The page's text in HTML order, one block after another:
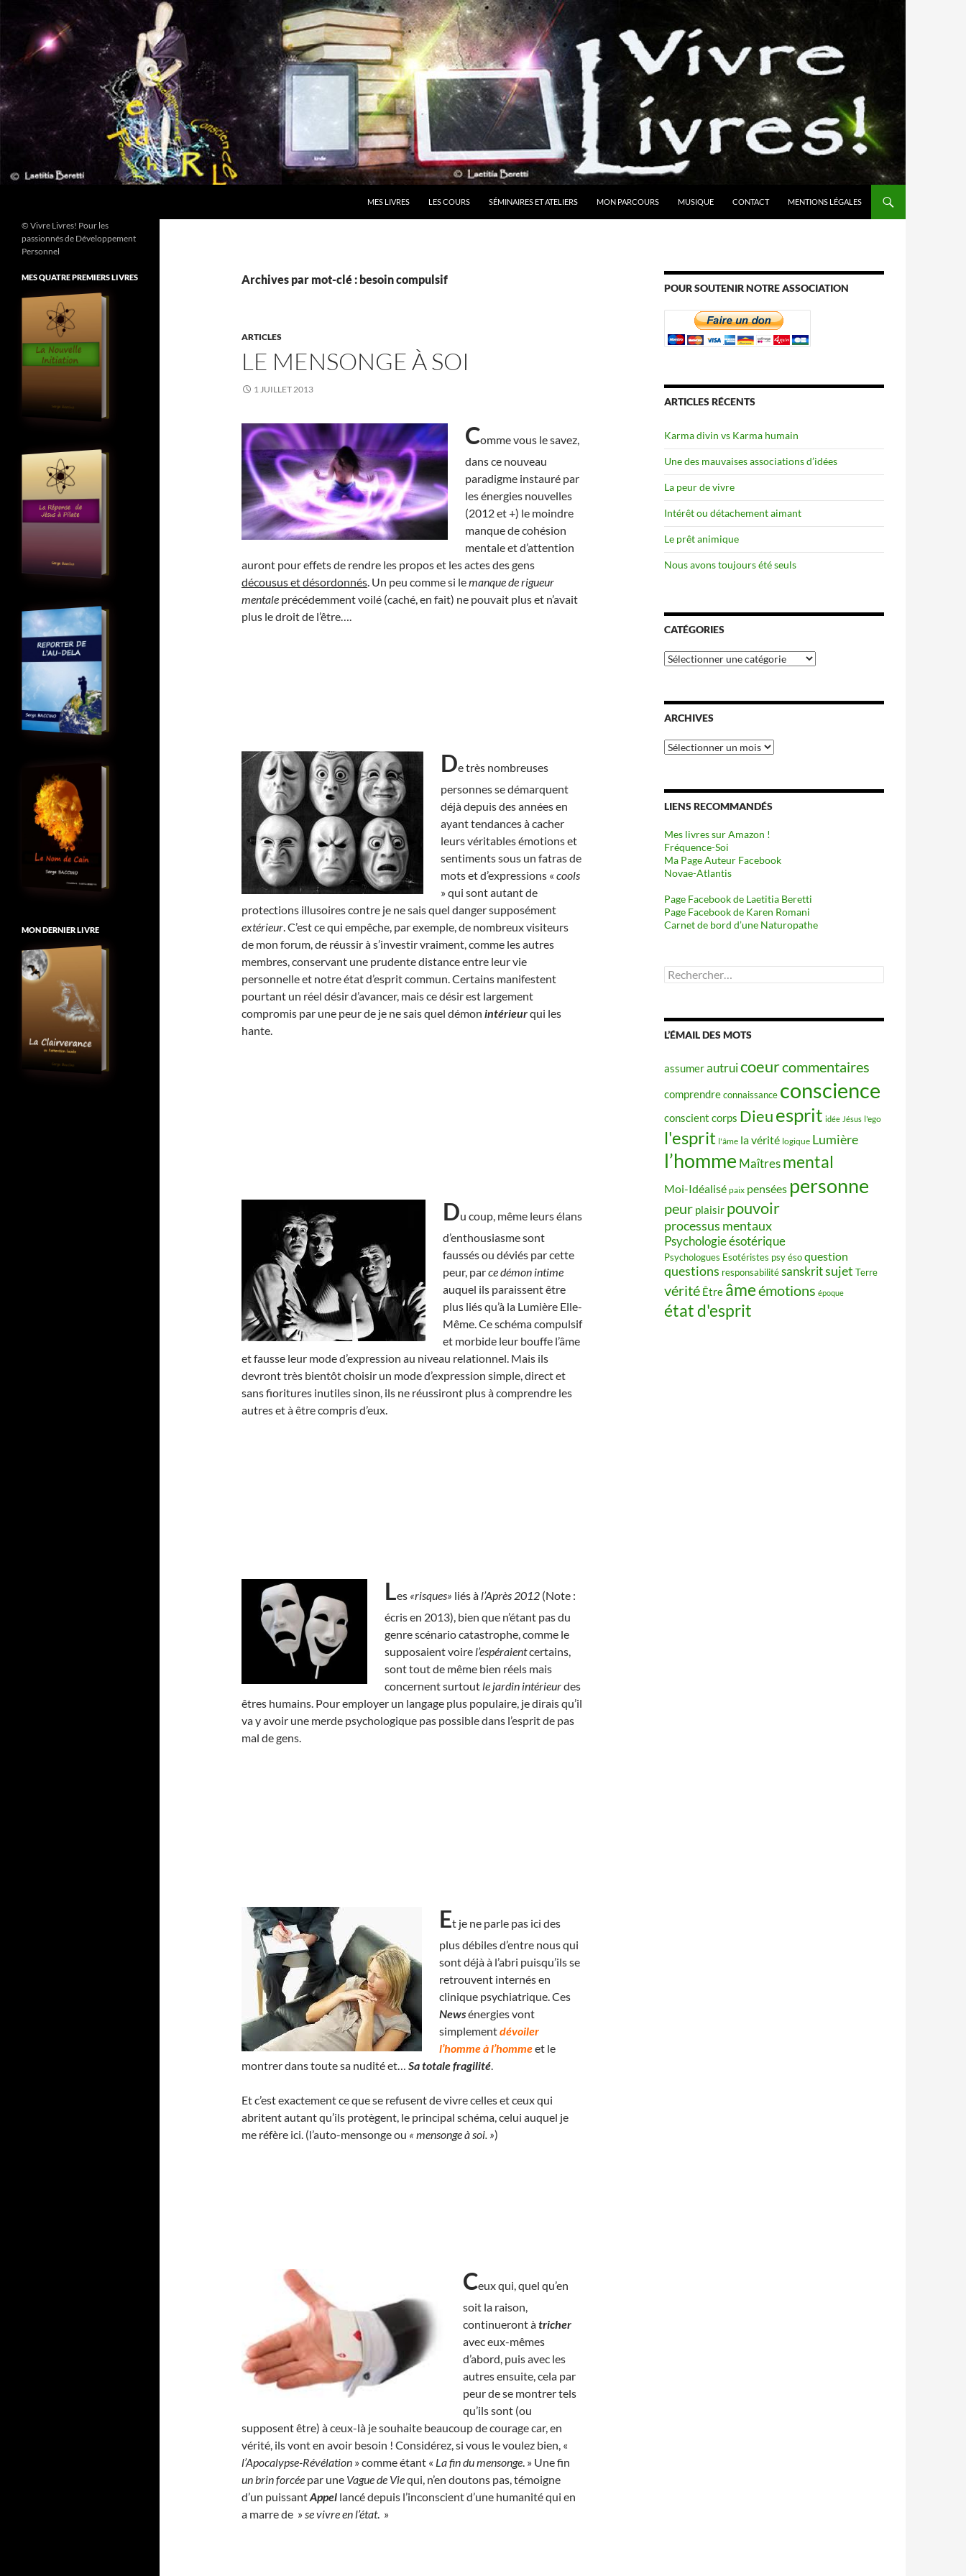
contenu
MES LIVRES LES COURS SÉMINAIRES ET ATELIERS MON PARCOURS MUSIQUE CONTACT MENTIONS LÉGALES
Archives par mot-clé : besoin compulsif
ARTICLES
LE MENSONGE À SOI
1 JUILLET 2013
Comme vous le savez,
dans ce nouveau
paradigme instauré par
les énergies nouvelles
(2012 et +) le moindre
manque de cohésion
mentale et d’attention
auront pour effets de rendre les propos et les actes des gens
décousus et désordonnés. Un peu comme si lemanque de rigueur
mentale précédemment voilé (caché, en fait) ne pouvait plus et n’avait
plus le droit de l’être….
De très nombreuses
personnes se démarquent
déjà depuis des années en
ayant tendances à cacher
leurs véritables émotions et
sentiments sous un fatras de
mots et d’expressions « cools
» qui sont autant de
protections illusoires contre je ne sais quel danger supposément
extérieur. C’est ce qui empêche, par exemple, de nombreux visiteurs
de mon forum, de réussir à s’investir vraiment, comme les autres
membres, conservant une prudente distance entre leur vie
personnelle et notre état d’esprit commun. Certains manifestent
pourtant un réel désir d’avancer, mais ce désir est largement
compromis par une peur de je ne sais quel démon intérieurqui les
hante.
Du coup, même leurs élans
d’enthousiasme sont
faussés ou déviés par cette
peur, parce démon intime
auquel ils paraissent être
plus liés qu’à la Lumière Elle-
Même. Ce schéma compulsif
et morbide leur bouffe l’âme
et fausse leur mode d’expression au niveau relationnel. Mais ils
devront très bientôt choisir un mode d’expression simple, direct et
sans fioritures inutiles sinon, ils ne réussiront plus à comprendre les
autres et à être compris d’eux.
Les «risques» liés à l’Après 2012 (Note :
écris en 2013), bien que n’étant pas du
genre scénario catastrophe, comme le
supposaient voire l’espéraientcertains,
sont tout de même bien réels mais
concernent surtout le jardin intérieurdes
êtres humains. Pour employer un langage plus populaire, je dirais qu’il
va y avoir une merde psychologique pas possible dans l’esprit de pas
mal de gens.
Et je ne parle pas ici des
plus débiles d’entre nous qui
sont déjà à l’abri puisqu’ils se
retrouvent internés en
clinique psychiatrique. Ces
Newsénergies vont
simplementdévoiler
l’homme à l’hommeet le
montrer dans toute sa nudité et… Sa totale fragilité.
Et c’est exactement ce que se refusent de vivre celles et ceux qui
abritent autant qu’ils protègent, le principal schéma, celui auquel je
me réfère ici. (l’auto-mensonge ou « mensonge à soi. »)
Ceux qui, quel qu’en
soit la raison,
continueront àtricher
avec eux-mêmes
d’abord, puis avec les
autres ensuite, cela par
peur de se montrer tels
qu’ils sont (ou
supposent être) à ceux-là je souhaite beaucoup de courage car, en
vérité, ils vont en avoir besoin ! Considérez, si vous le voulez bien, «
l’Apocalypse-Révélation » comme étant « La fin du mensonge. » Une fin
un brin forcée par une Vague de Viequi, n’en doutons pas, témoigne
d’un puissantAppel lancé depuis l’inconscient d’une humanité qui en
a marre de »se vivre en l’état. »
POUR SOUTENIR NOTRE ASSOCIATION
ARTICLES RÉCENTS
Karma divin vs Karma humain
Une des mauvaises associations d’idées
La peur de vivre
Intérêt ou détachement aimant
Le prêt animique
Nous avons toujours été seuls
CATÉGORIES
Catégories
ARCHIVES
Archives
LIENS RECOMMANDÉS
Mes livres sur Amazon !
Fréquence-Soi
Ma Page Auteur Facebook
Novae-Atlantis
Page Facebook de Laetitia Beretti
Page Facebook de Karen Romani
Carnet de bord d’une Naturopathe
Rechercher :
L’ÉMAIL DES MOTS
assumerautruicoeurcommentaires
comprendreconnaissance conscience
conscient corps Dieuesprit idée Jésus l'ego
l'esprit l'âme la vérité logique Lumière
l’homme Maîtres mental
Moi-Idéalisé paix pensées personne
peur plaisir pouvoir
processus mentaux
Psychologie ésotérique
Psychologues Esotéristes psy ésoquestion
questions responsabilitésanskritsujet Terre
vérité Être âmeémotions époque
état d'esprit
© Vivre Livres! Pour les
passionnés de Développement
Personnel
MES QUATRE PREMIERS LIVRES
MON DERNIER LIVRE